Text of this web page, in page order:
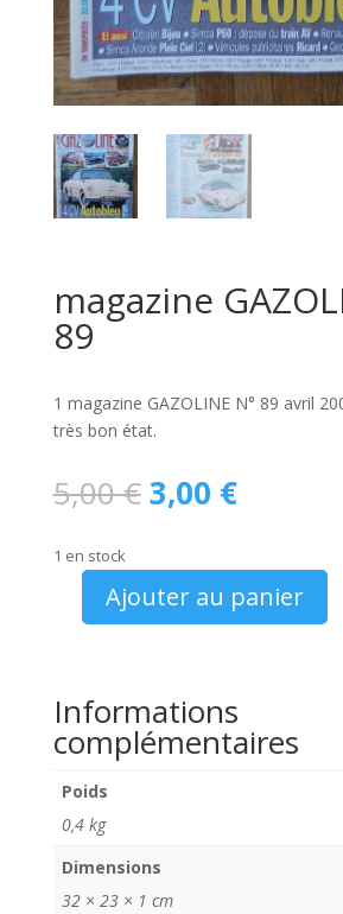
magazine
89
1 magazine GAZOLINE N° 89 avril
très bon état.
5,00€ Le
prix
était :
5,00 €.
3,00 €Le
prix
est :
3,00 €.
1 en stock
quantité
N°
89
Ajouter au panier
Informations
complémentaires
Poids
0,4 kg
Dimensions
32 × 23 × 1 cm